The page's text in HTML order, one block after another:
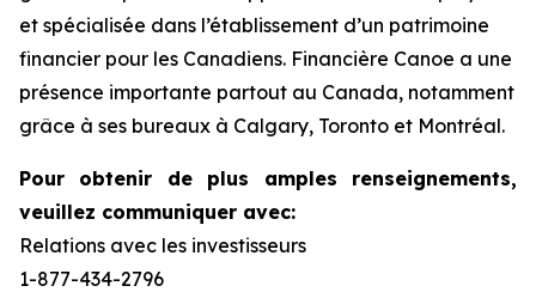
et spécialisée dans l’établissement d’un patrimoine
financier pour les Canadiens. Financière Canoe a une
présence importante partout au Canada, notamment
grâce à ses bureaux à Calgary, Toronto et Montréal.
Pour obtenir de plus amples renseignements,
veuillez communiquer avec:
Relations avec les investisseurs
1-877-434-2796